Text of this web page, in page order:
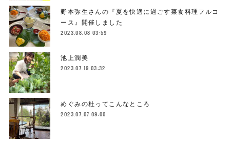
野本弥生さんの『夏を快適に過ごす菜食料理フルコ
ース』開催しました
2023.08.08 03:59
池上潤美
2023.07.19 03:32
めぐみの杜ってこんなところ
2023.07.07 09:00